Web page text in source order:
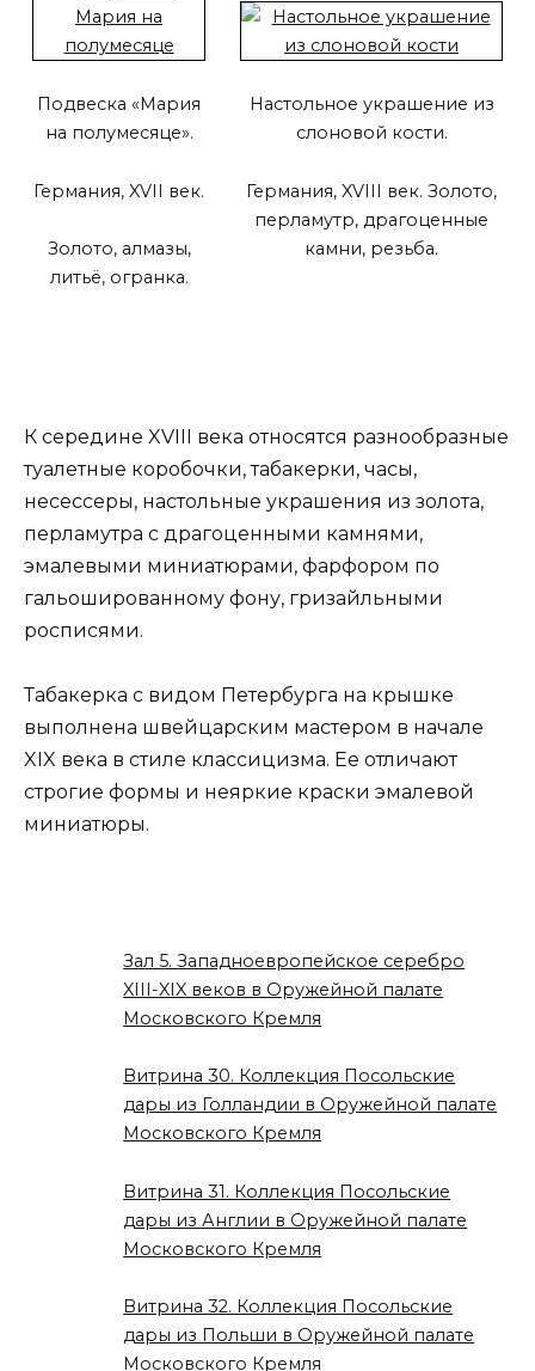
Подвеска «Мария
на полумесяце».
Германия, XVII век.
Золото, алмазы,
литьё, огранка.
Настольное украшение из
слоновой кости.
Германия, XVIII век. Золото,
перламутр, драгоценные
камни, резьба.
К середине XVIII века относятся разнообразные
туалетные коробочки, табакерки, часы,
несессеры, настольные украшения из золота,
перламутра с драгоценными камнями,
эмалевыми миниатюрами, фарфором по
гальошированному фону, гризайльными
росписями.
Табакерка с видом Петербурга на крышке
выполнена швейцарским мастером в начале
XIX века в стиле классицизма. Ее отличают
строгие формы и неяркие краски эмалевой
миниатюры.
Зал 5. Западноевропейское серебро
XIII-XIX веков в Оружейной палате
Московского Кремля
Витрина 30. Коллекция Посольские
дары из Голландии в Оружейной палате
Московского Кремля
Витрина 31. Коллекция Посольские
дары из Англии в Оружейной палате
Московского Кремля
Витрина 32. Коллекция Посольские
дары из Польши в Оружейной палате
Московского Кремля